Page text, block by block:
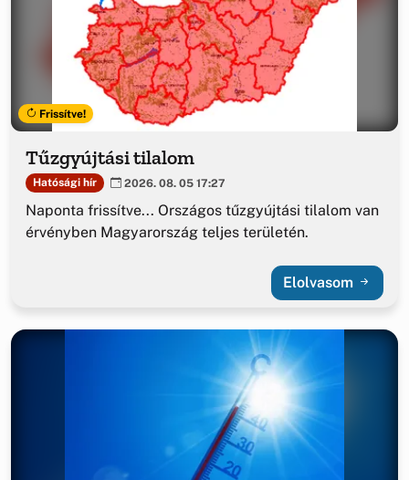
Frissítve!
Tűzgyújtási tilalom
Hatósági hír 2026. 08. 05 17:27
Naponta frissítve... Országos tűzgyújtási tilalom van
érvényben Magyarország teljes területén.
Elolvasom